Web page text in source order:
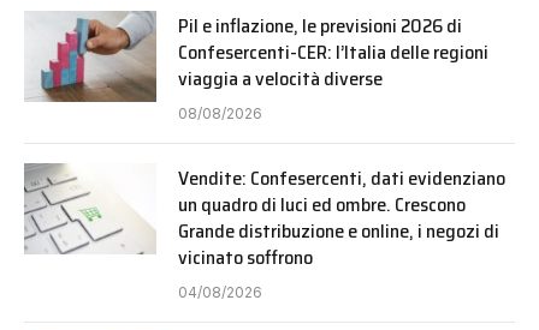
Pil e inflazione, le previsioni 2026 di
Confesercenti-CER: l’Italia delle regioni
viaggia a velocità diverse
08/08/2026
Vendite: Confesercenti, dati evidenziano
un quadro di luci ed ombre. Crescono
Grande distribuzione e online, i negozi di
vicinato soffrono
04/08/2026